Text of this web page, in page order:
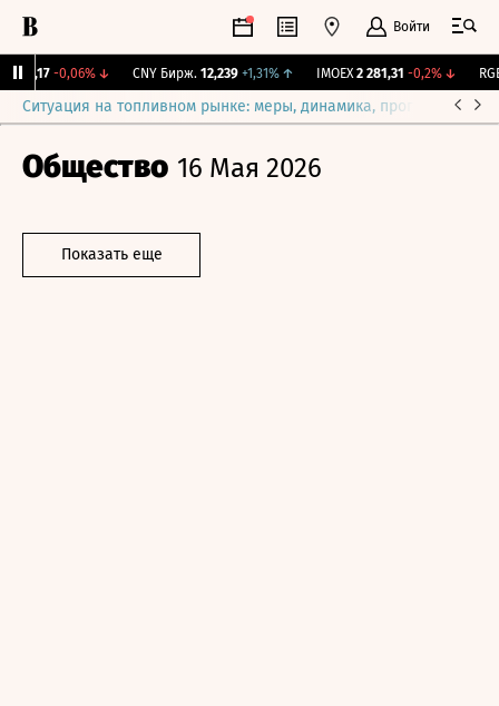
Войти
115,17 -0,06%↓ CNY Бирж. 12,239 +1,31% ↑ IMOEX 2 281,31 -0,2%↓
Ситуация на топливном рынке: меры, динамика, прогнозы
Общество 16 Мая 2026
Показать еще